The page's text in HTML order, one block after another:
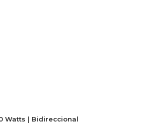
Watts | Bidireccional